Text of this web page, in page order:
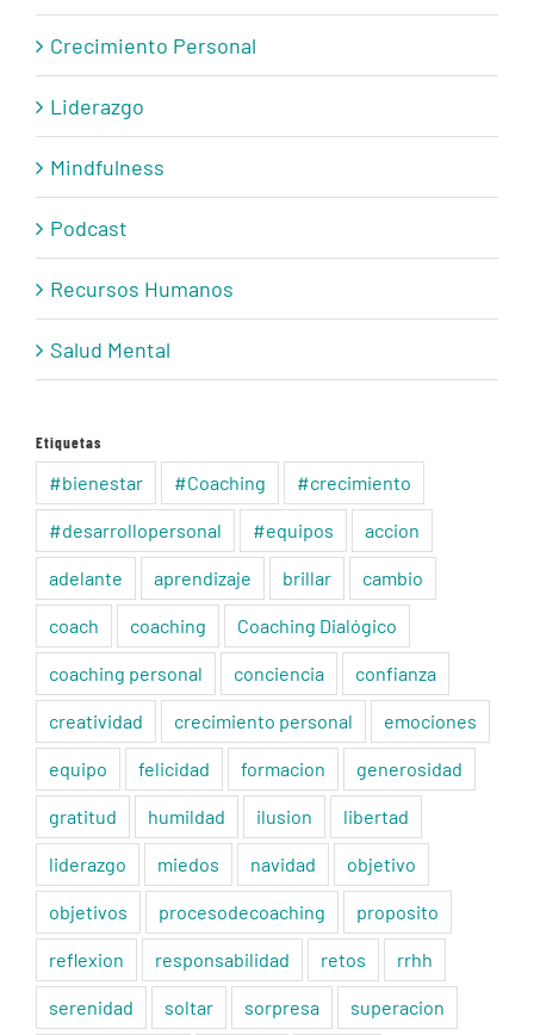
Crecimiento Personal
Liderazgo
Mindfulness
Podcast
Recursos Humanos
Salud Mental
Etiquetas
#bienestar #Coaching #crecimiento
#desarrollopersonal #equipos accion
adelante aprendizaje brillar cambio
coach coaching Coaching Dialógico
coaching personal conciencia confianza
creatividad crecimiento personal emociones
equipo felicidad formacion generosidad
gratitud humildad ilusion libertad
liderazgo miedos navidad objetivo
objetivos procesodecoaching proposito
reflexion responsabilidad retos rrhh
serenidad soltar sorpresa superacion